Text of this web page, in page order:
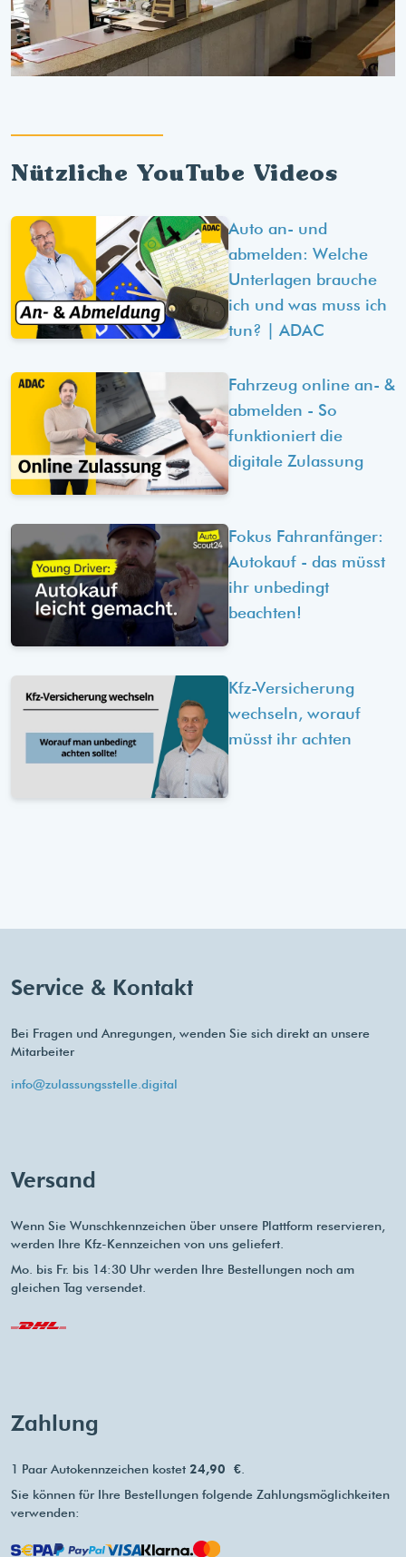
Nützliche YouTube Videos
Auto an- und
abmelden: Welche
Unterlagen brauche
ich und was muss ich
tun? | ADAC
Fahrzeug online an- &
abmelden - So
funktioniert die
digitale Zulassung
Fokus Fahranfänger:
Autokauf - das müsst
ihr unbedingt
beachten!
Kfz-Versicherung
wechseln, worauf
müsst ihr achten
Service & Kontakt
Bei Fragen und Anregungen, wenden Sie sich direkt an unsere
Mitarbeiter
info@zulassungsstelle.digital
Versand
Wenn Sie Wunschkennzeichen über unsere Plattform reservieren,
werden Ihre Kfz-Kennzeichen von uns geliefert.
Mo. bis Fr. bis 14:30 Uhr werden Ihre Bestellungen noch am
gleichen Tag versendet.
Zahlung
1 Paar Autokennzeichen kostet 24,90 €
Sie können für Ihre Bestellungen folgende Zahlungsmöglichkeiten
verwenden: